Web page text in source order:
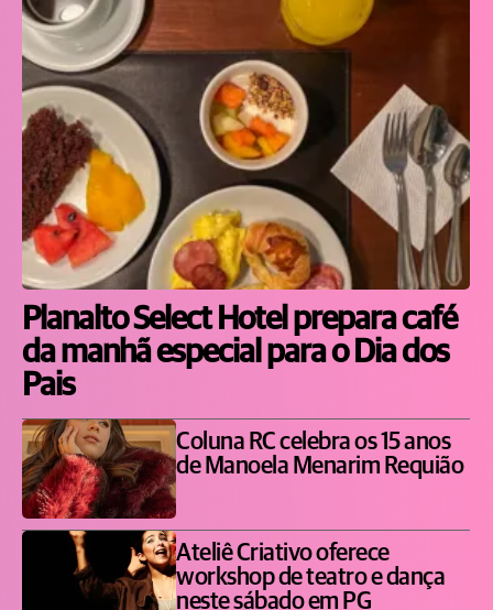
Planalto Select Hotel prepara café
da manhã especial para o Dia dos
Pais
Coluna RC celebra os 15 anos
de Manoela Menarim Requião
Ateliê Criativo oferece
workshop de teatro e dança
neste sábado em PG